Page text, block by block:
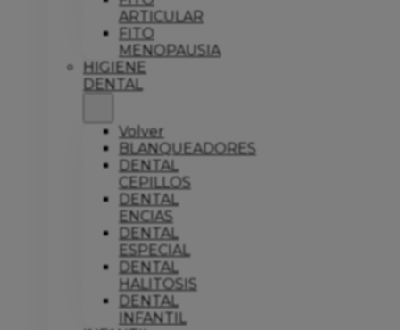
ARTICULAR
FITO
MENOPAUSIA
HIGIENE
DENTAL
Volver
BLANQUEADORES
DENTAL
CEPILLOS
DENTAL
ENCIAS
DENTAL
ESPECIAL
DENTAL
HALITOSIS
DENTAL
INFANTIL